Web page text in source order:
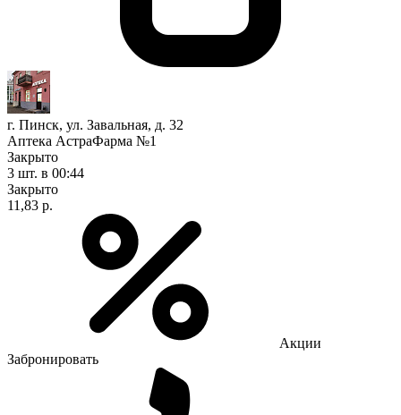
г. Пинск, ул. Завальная, д. 32
Аптека АстраФарма №1
Закрыто
3 шт. в 00:44
Закрыто
11,83 р.
Акции
Забронировать